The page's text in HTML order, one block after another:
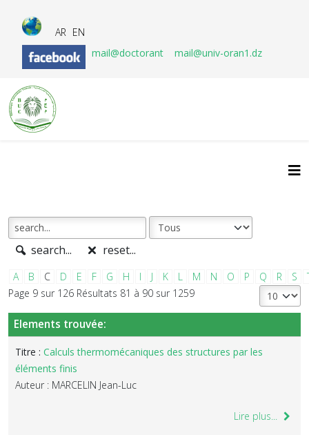
AR EN
mail@doctorant
mail@univ-oran1.dz
search... reset...
A B C D E F G H I J K L M N O P Q R S
Page 9 sur 126 Résultats 81 à 90 sur 1259
Elements trouvée:
Titre : Calculs thermomécaniques des structures par les
éléments finis
Auteur : MARCELIN Jean-Luc
Lire plus...